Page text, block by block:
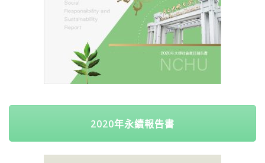
2020年永續報告書